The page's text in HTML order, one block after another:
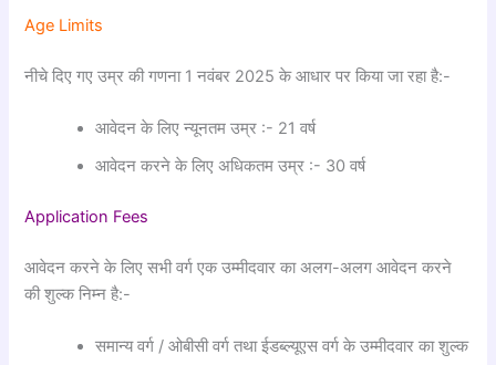
Age Limits
नीचे दिए गए उम्र की गणना 1 नवंबर 2025 के आधार पर किया जा रहा है:-
आवेदन के लिए न्यूनतम उम्र :- 21 वर्ष
आवेदन करने के लिए अधिकतम उम्र :- 30 वर्ष
Application Fees
आवेदन करने के लिए सभी वर्ग एक उम्मीदवार का अलग-अलग आवेदन करने
की शुल्क निम्न है:-
समान्य वर्ग / ओबीसी वर्ग तथा ईडब्ल्यूएस वर्ग के उम्मीदवार का शुल्क